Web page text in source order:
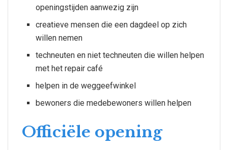
openingstijden aanwezig zijn
creatieve mensen die een dagdeel op zich
willen nemen
techneuten en niet techneuten die willen helpen
met het repair café
helpen in de weggeefwinkel
bewoners die medebewoners willen helpen
Officiële opening